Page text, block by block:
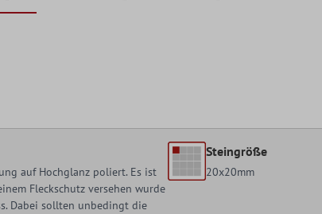
auf Hochglanz poliert. Es ist
Fleckschutz versehen wurde
Dabei sollten unbedingt die
Steingröße
20x20mm